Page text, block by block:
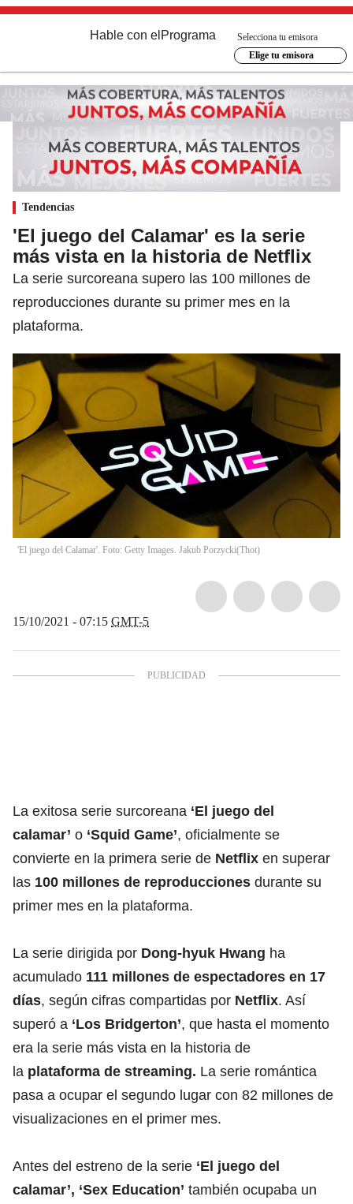
Hable con el Programa
Selecciona tu emisora
Elige tu emisora
Tendencias
'El juego del Calamar' es la serie
más vista en la historia de Netflix
La serie surcoreana supero las 100 millones de
reproducciones durante su primer mes en la
plataforma.
'El juego del Calamar'. Foto: Getty Images. Jakub Porzycki(Thot)
15/10/2021 - 07:15 GMT-5
La exitosa serie surcoreana ‘El juego del
calamar’ o ‘Squid Game’, oficialmente se
convierte en la primera serie de Netflix en superar
las 100 millones de reproducciones durante su
primer mes en la plataforma.
La serie dirigida por Dong-hyuk Hwang ha
acumulado 111 millones de espectadores en 17
días, según cifras compartidas por Netflix. Así
superó a ‘Los Bridgerton’, que hasta el momento
era la serie más vista en la historia de
la plataforma de streaming. La serie romántica
pasa a ocupar el segundo lugar con 82 millones de
visualizaciones en el primer mes.
Antes del estreno de la serie ‘El juego del
calamar’, ‘Sex Education’ también ocupaba un